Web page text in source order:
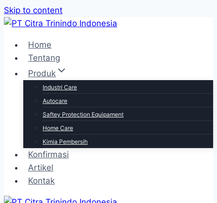
Skip to content
Home
Tentang
Produk
Industri Care
Autocare
Saftey Protection Equipament
Home Care
Kimia Pembersih
Konfirmasi
Artikel
Kontak